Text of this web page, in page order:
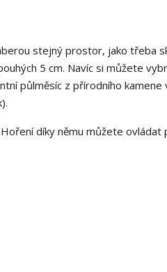
stejný prostor, jako třeba
5 cm. Navíc si můžete
půlměsíc z přírodního
díky němu můžete ovládat